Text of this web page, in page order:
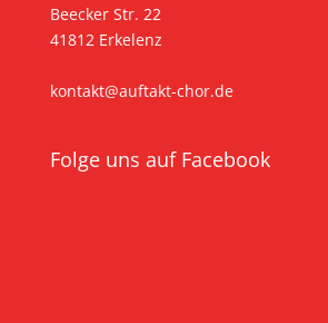
Beecker Str. 22
41812 Erkelenz
kontakt@auftakt-chor.de
Folge uns auf Facebook